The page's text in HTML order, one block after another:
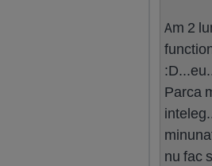
Am 2
Parca
nu fac